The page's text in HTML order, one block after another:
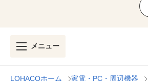
メニュー
LOHACOホーム 家電・PC・周辺機器